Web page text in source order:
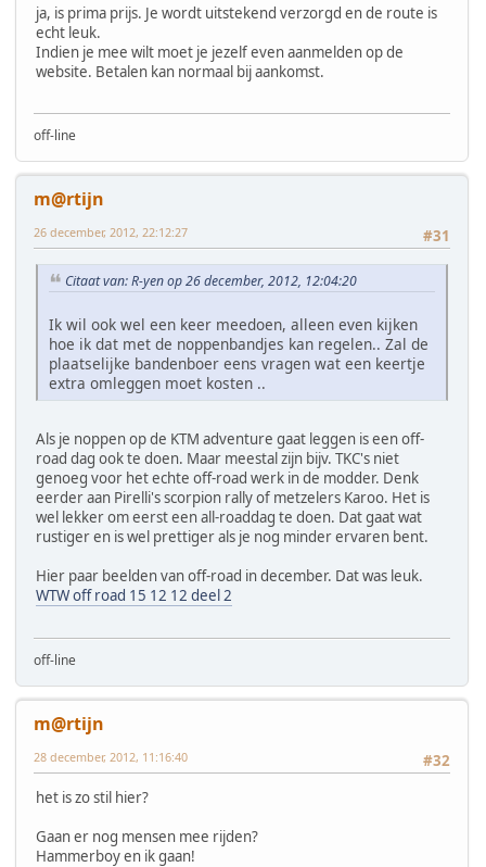
ja, is prima prijs. Je wordt uitstekend verzorgd en de route is
echt leuk.
Indien je mee wilt moet je jezelf even aanmelden op de
website. Betalen kan normaal bij aankomst.
off-line
m@rtijn
#31
26 december, 2012, 22:12:27
Citaat van: R-yen op 26 december, 2012, 12:04:20
Ik wil ook wel een keer meedoen, alleen even kijken
hoe ik dat met de noppenbandjes kan regelen.. Zal de
plaatselijke bandenboer eens vragen wat een keertje
extra omleggen moet kosten ..
Als je noppen op de KTM adventure gaat leggen is een off-
road dag ook te doen. Maar meestal zijn bijv. TKC's niet
genoeg voor het echte off-road werk in de modder. Denk
eerder aan Pirelli's scorpion rally of metzelers Karoo. Het is
wel lekker om eerst een all-roaddag te doen. Dat gaat wat
rustiger en is wel prettiger als je nog minder ervaren bent.
Hier paar beelden van off-road in december. Dat was leuk.
WTW off road 15 12 12 deel 2
off-line
m@rtijn
#32
28 december, 2012, 11:16:40
het is zo stil hier?
Gaan er nog mensen mee rijden?
Hammerboy en ik gaan!